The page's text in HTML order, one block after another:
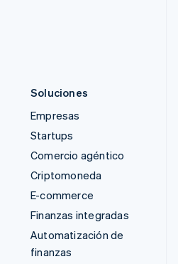
Soluciones
Empresas
Startups
Comercio agéntico
Criptomoneda
E-commerce
Finanzas integradas
Automatización de
finanzas